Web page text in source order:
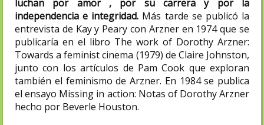
luchan por amor , por su carrera y por la
independencia e integridad. Más tarde se publicó la
entrevista de Kay y Peary con Arzner en 1974 que se
publicaría en el libro The work of Dorothy Arzner:
Towards a feminist cinema (1979) de Claire Johnston,
junto con los artículos de Pam Cook que exploran
también el feminismo de Arzner. En 1984 se publica
el ensayo Missing in action: Notas of Dorothy Arzner
hecho por Beverle Houston.